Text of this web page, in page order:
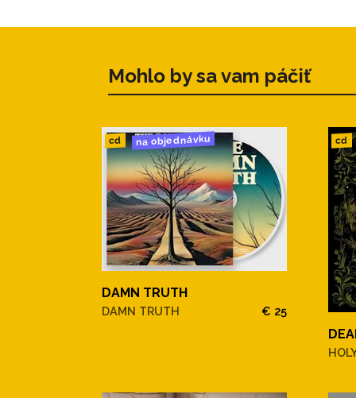
10. Moi
Mohlo by sa vam páčiť
cd na objednávku
DAMN TRUTH
DAMN TRUTH € 25
cd